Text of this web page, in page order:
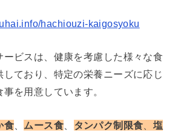
hachiouzi-kaigosyoku
ービスは、健康を考慮した様々な食
ており、特定の栄養ニーズに応じ
を用意しています。
食 ムース食 タンパク制限食
塩